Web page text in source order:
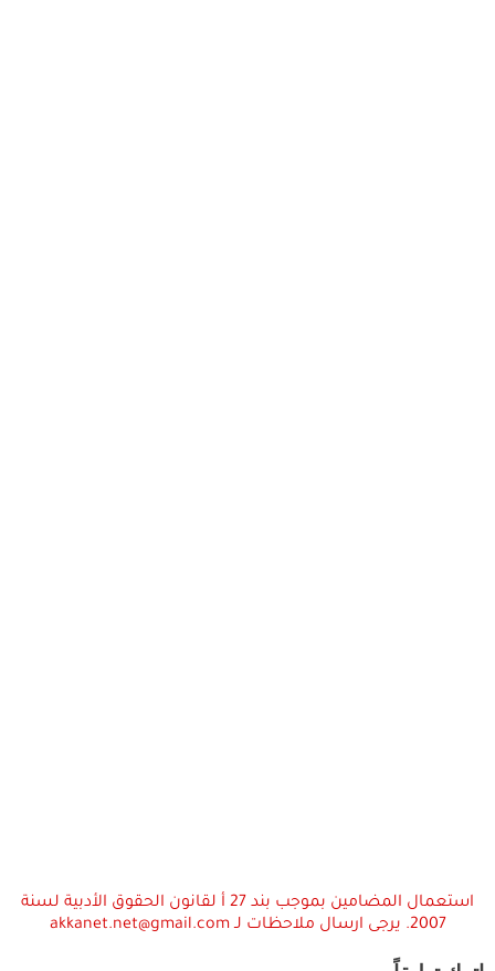
استعمال المضامين بموجب بند 27 أ لقانون الحقوق الأدبية لسنة
2007. يرجى ارسال ملاحظات لـ akkanet.net@gmail.com